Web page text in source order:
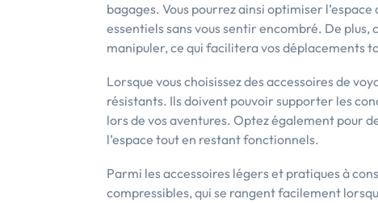
bagages. Vous pourrez ainsi optimiser
essentiels sans vous sentir encombré. De
manipuler, ce qui facilitera vos déplacements
Lorsque vous choisissez des accessoires de
résistants. Ils doivent pouvoir supporter les
lors de vos aventures. Optez également pour
l’espace tout en restant fonctionnels.
Parmi les accessoires légers et pratiques à
compressibles, qui se rangent facilement